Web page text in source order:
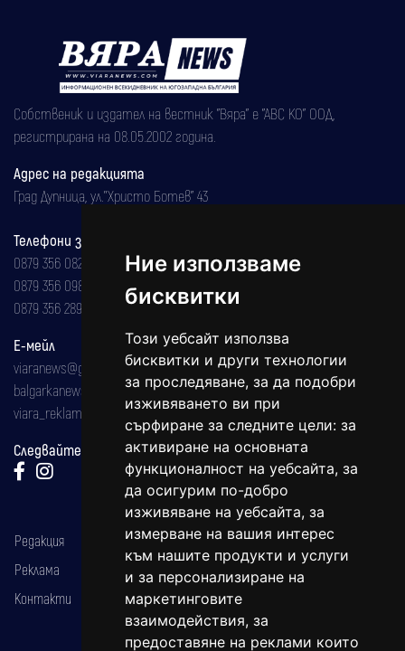
Ние използваме
бисквитки
Този уебсайт използва
бисквитки и други технологии
за проследяване, за да подобри
изживяването ви при
сърфиране за следните цели: за
активиране на основната
функционалност на уебсайта, за
да осигурим по-добро
изживяване на уебсайта, за
измерване на вашия интерес
към нашите продукти и услуги
и за персонализиране на
маркетинговите
взаимодействия, за
предоставяне на реклами които
Собственик и издател на вестник "Вяра" е "АВС КО" ООД,
регистрирана на 08.05.2002 година.
Адрес на редакцията
Град Дупница, ул.''Христо Ботев" 43
Телефони за реклама и абонаменти
0879 356 082
0879 356 098
0879 356 289
Е-мейл
viaranews@gmail.com
balgarkanews@gmail.com
viara_reklama@mail.bg
Следвайте ни:
Редакция
Реклама
Контакти